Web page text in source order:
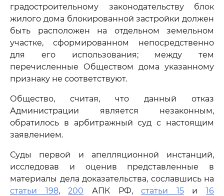
градостроительному законодательству блок
жилого дома блокированной застройки должен
быть расположен на отдельном земельном
участке, сформированном непосредственно
для его использования; между тем
перечисленные Обществом дома указанному
признаку не соответствуют.
Общество, считая, что данный отказ
Администрации является незаконным,
обратилось в арбитражный суд с настоящим
заявлением.
Суды первой и апелляционной инстанций,
исследовав и оценив представленные в
материалы дела доказательства, сославшись на
статьи 198,200 АПК РФ,статьи 15и 16